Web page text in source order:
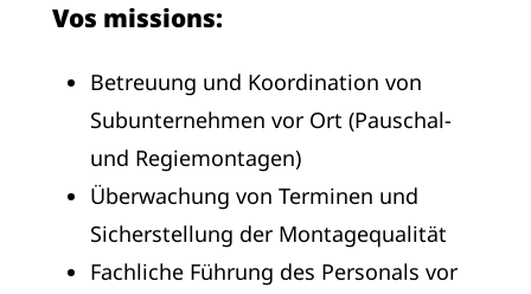
Vos missions:
Betreuung und Koordination von
Subunternehmen vor Ort (Pauschal-
und Regiemontagen)
Überwachung von Terminen und
Sicherstellung der Montagequalität
Fachliche Führung des Personals vor